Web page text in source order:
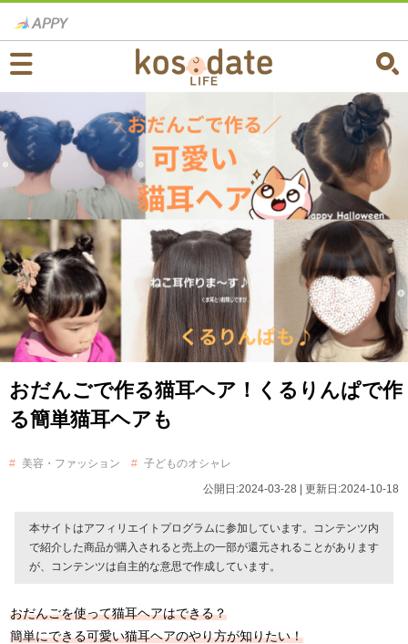
おだんごで作る猫耳ヘア！くるりんぱで作
る簡単猫耳ヘアも
美容・ファッション
子どものオシャレ
公開日:2024-03-28 | 更新日:2024-10-18
本サイトはアフィリエイトプログラムに参加しています。コンテンツ内
で紹介した商品が購入されると売上の一部が還元されることがあります
が、コンテンツは自主的な意思で作成しています。
おだんごを使って猫耳ヘアはできる？
簡単にできる可愛い猫耳ヘアのやり方が知りたい！